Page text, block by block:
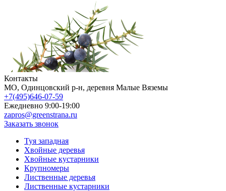
Контакты
МO, Одинцовский р-н, деревня Малые Вяземы
+7(495)646-07-59
Ежедневно 9:00-19:00
zapros@greenstrana.ru
Заказать звонок
Туя западная
Хвойные деревья
Хвойные кустарники
Крупномеры
Лиственные деревья
Лиственные кустарники